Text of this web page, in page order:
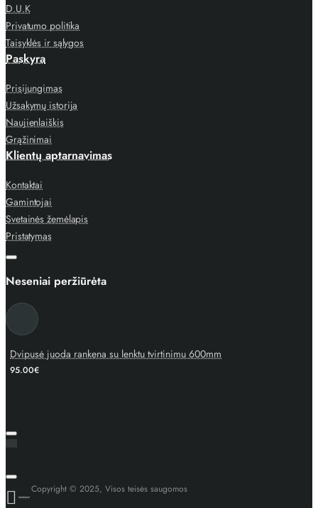
D.U.K
Privatumo politika
Taisyklės ir sąlygos
Paskyra
Prisijungimas
Užsakymų istorija
Naujienlaiškis
Grąžinimai
Klientų aptarnavimas
Kontaktai
Gamintojai
Svetainės žemėlapis
Pristatymas
Neseniai peržiūrėta
Dvipusė juoda rankena su lenktu tvirtinimu 600mm
95.00€
Copyright © 2025, Visos teisės saugomos